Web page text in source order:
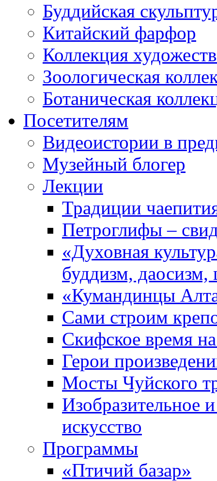
Буддийская
Китайский фарфор
Коллекция
Зоологическая
Ботаническая
Посетителям
Видеоистории в
Музейный блогер
Лекции
Традиции
Петроглифы –
«Духовная
буддизм,
«Кумандинцы
Сами строим
Скифское время
Герои
Мосты Чуйского
Изобразительное
искусство
Прoграммы
«Птичий базар»